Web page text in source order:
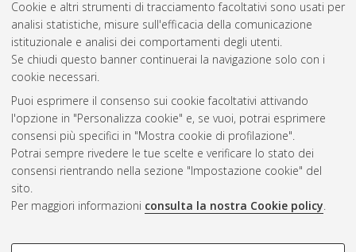
Cookie e altri strumenti di tracciamento facoltativi sono usati per
analisi statistiche, misure sull'efficacia della comunicazione
istituzionale e analisi dei comportamenti degli utenti.
Se chiudi questo banner continuerai la navigazione solo con i
cookie necessari.
Puoi esprimere il consenso sui cookie facoltativi attivando
l'opzione in "Personalizza cookie" e, se vuoi, potrai esprimere
consensi più specifici in "Mostra cookie di profilazione".
Potrai sempre rivedere le tue scelte e verificare lo stato dei
consensi rientrando nella sezione "Impostazione cookie" del
sito.
Per maggiori informazioni consulta la nostra Cookie policy.
Gestione del documento:
Atom
Rss 1.0
Rss 2.0
AMS Laurea
Impostazioni Cookie